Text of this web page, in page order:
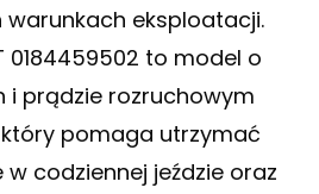
eksploatacji.
0184459502 to model o
i prądzie rozruchowym
który pomaga utrzymać
codziennej jeździe oraz